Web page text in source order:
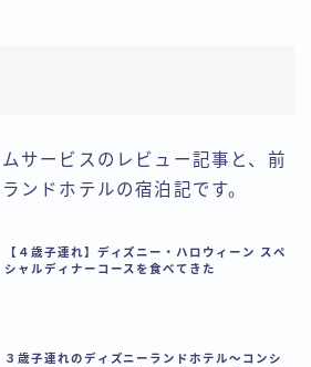
サービスのレビュー記事と、前
ンドホテルの宿泊記です。
【４歳子連れ】ディズニー・ハロウィーン スペ
シャルディナーコースを食べてきた
３歳子連れのディズニーランドホテル〜コンシ